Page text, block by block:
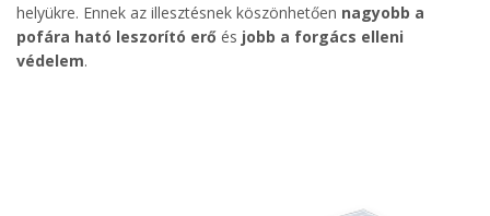
helyükre. Ennek az illesztésnek köszönhetően nagyobb a
pofára ható leszorító erő és jobb a forgács elleni
védelem.